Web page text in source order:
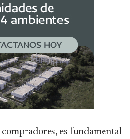
compradores, es fundamental